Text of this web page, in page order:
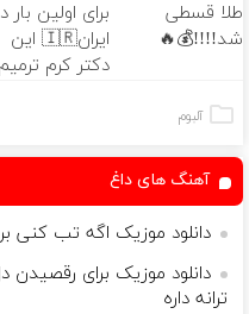
کننده خانگی
طلا قسطی
شد!!!!💰🔥
برای اولین بار
ایران🇮🇷 این
دکتر کرم ترمیم
آلبوم
آهنگ های داغ
دانلود موزیک اگه تب کنی
دانلود موزیک برای
ترانه داره